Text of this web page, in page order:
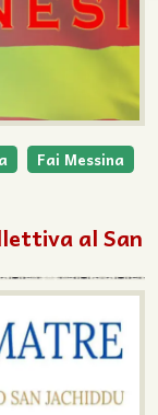
Fai Messina
al San